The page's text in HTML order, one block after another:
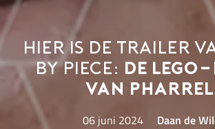
Hier is de trailer
by Piece: de
van
06 juni 2024 Daan de